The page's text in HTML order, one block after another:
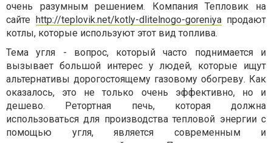
очень разумным решением. КомпанияТепловик на
сайте http://teplovik.net/kotly-dlitelnogo-goreniyaпродают
котлы, которые используют этот вид топлива.
Тема угля - вопрос, который часто поднимается и
вызывает большой интерес у людей, которые ищут
альтернативы дорогостоящему газовому обогреву. Как
оказалось, это не только очень эффективно, но и
дешево. Ретортная печь, которая должна
использоваться для производства тепловой энергии с
помощью угля, является современным и